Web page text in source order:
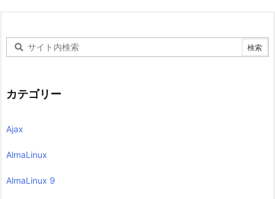
カテゴリー
Ajax
AlmaLinux
AlmaLinux 9